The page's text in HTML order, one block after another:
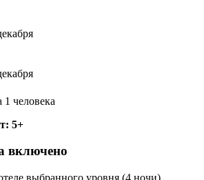
1 человека
5+
включено
выбранного уровня (4 ночи)